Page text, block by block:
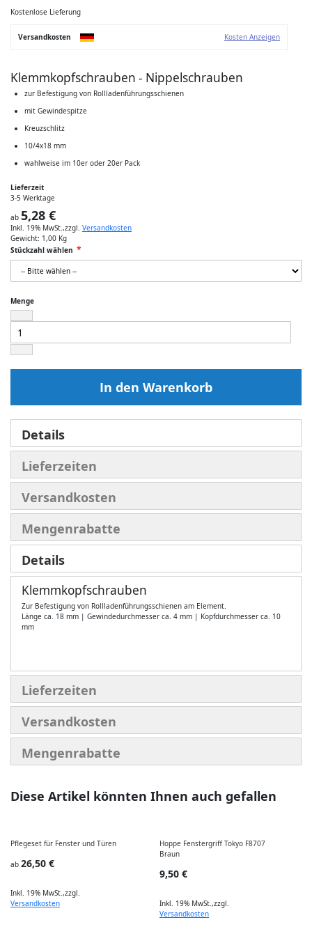
Bildgalerie
Kostenlose Lieferung
Versandkosten Kosten Anzeigen
Klemmkopfschrauben - Nippelschrauben
zur Befestigung von Rollladenführungsschienen
mit Gewindespitze
Kreuzschlitz
10/4x18 mm
wahlweise im 10er oder 20er Pack
Lieferzeit
3-5 Werktage
ab 5,28 €
Inkl. 19% MwSt.,zzgl. Versandkosten
Gewicht: 1,00 Kg
Stückzahl wählen
Menge
In den Warenkorb
Details
Lieferzeiten
Versandkosten
Mengenrabatte
Details
Klemmkopfschrauben
Zur Befestigung von Rollladenführungsschienen am Element.
Länge ca. 18 mm | Gewindedurchmesser ca. 4 mm | Kopfdurchmesser ca. 10
mm
Lieferzeiten
Versandkosten
Mengenrabatte
Diese Artikel könnten Ihnen auch gefallen
Pflegeset für Fenster und Türen
ab 26,50 €
Inkl. 19% MwSt. ,zzgl.
Versandkosten
Hoppe Fenstergriff Tokyo F8707
Braun
9,50 €
Inkl. 19% MwSt. ,zzgl.
Versandkosten